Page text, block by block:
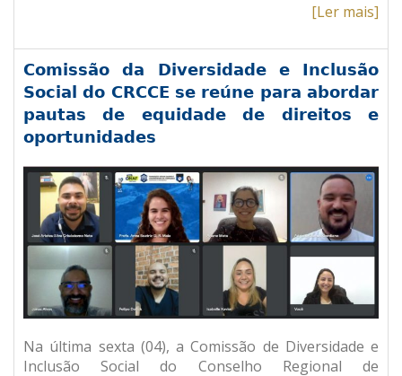
[Ler mais]
Comissão da Diversidade e Inclusão
Social do CRCCE se reúne para abordar
pautas de equidade de direitos e
oportunidades
Na última sexta (04), a Comissão de Diversidade e
Inclusão Social do Conselho Regional de